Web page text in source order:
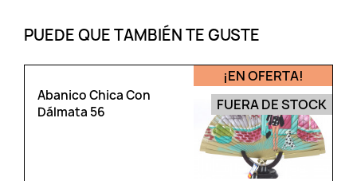
PUEDE QUE TAMBIÉN TE GUSTE
Abanico Chica Con
Dálmata 56
¡EN OFERTA!
FUERA DE STOCK